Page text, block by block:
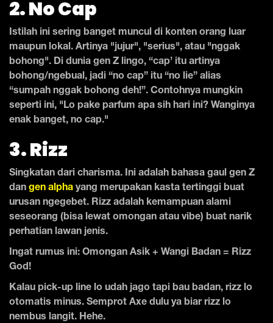
2. No Cap
Istilah ini sering banget muncul di konten orang luar
maupun lokal. Artinya "jujur", "serius", atau "nggak
bohong". Di dunia gen Z lingo, “cap’ itu artinya
bohong/ngebual, jadi “no cap” itu “no lie” alias
“sumpah nggak bohong deh!”. Contohnya mungkin
seperti ini, "Lo pake parfum apa sih hari ini? Wanginya
enak banget, no cap."
3. Rizz
Singkatan dari charisma. Ini adalah bahasa gaul gen Z
dan gen alpha yang merupakan kasta tertinggi buat
urusan ngegebet. Rizz adalah kemampuan alami
seseorang (bisa lewat omongan atau vibe) buat narik
perhatian lawan jenis.
Ingat rumus ini: Omongan Asik + Wangi Badan = Rizz
God!
Kalau pick-up line lo udah jago tapi bau badan, rizz lo
otomatis minus. Semprot Axe dulu ya biar rizz lo
nembus langit. Hehe.